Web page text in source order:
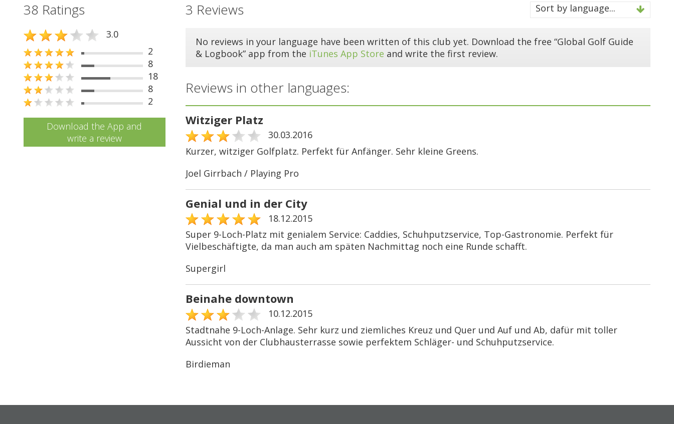
38 Ratings
3.0
2
8
18
8
2
Download the App and
write a review
3 Reviews Sort by language...
No reviews in your language have been written of this club yet. Download the free “Global Golf Guide
& Logbook” app from the iTunes App Store and write the first review.
Reviews in other languages:
Witziger Platz
30.03.2016
Kurzer, witziger Golfplatz. Perfekt für Anfänger. Sehr kleine Greens.
Joel Girrbach / Playing Pro
Genial und in der City
18.12.2015
Super 9-Loch-Platz mit genialem Service: Caddies, Schuhputzservice, Top-Gastronomie. Perfekt für
Vielbeschäftigte, da man auch am späten Nachmittag noch eine Runde schafft.
Supergirl
Beinahe downtown
10.12.2015
Stadtnahe 9-Loch-Anlage. Sehr kurz und ziemliches Kreuz und Quer und Auf und Ab, dafür mit toller
Aussicht von der Clubhausterrasse sowie perfektem Schläger- und Schuhputzservice.
Birdieman